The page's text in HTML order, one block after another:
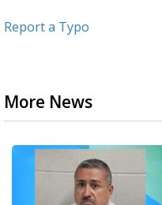
Report a Typo
More News